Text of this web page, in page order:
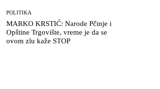
POLITIKA
MARKO KRSTIĆ: Narode Pčinje i
Opštine Trgovište, vreme je da se
ovom zlu kaže STOP